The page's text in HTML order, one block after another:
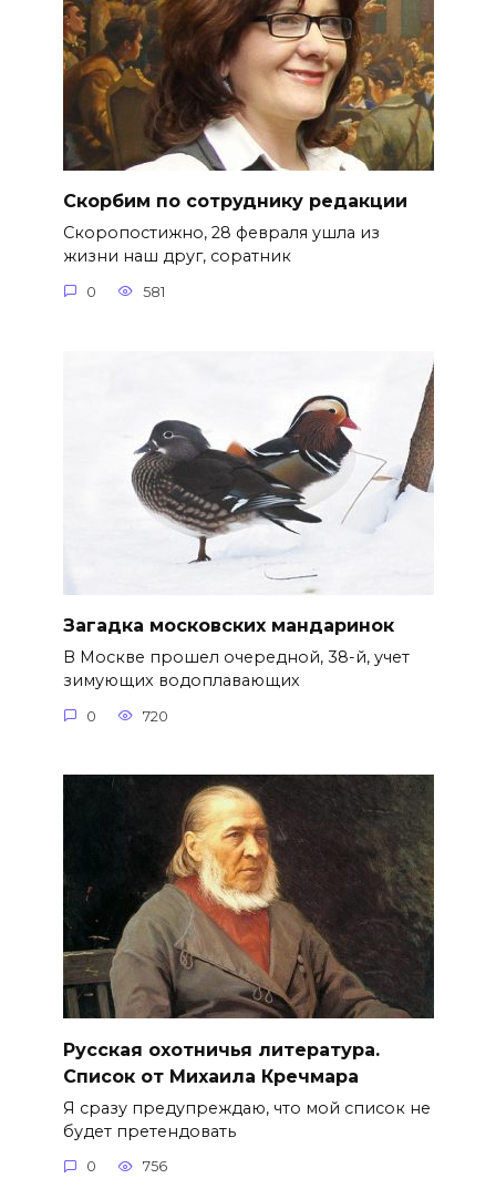
Скорбим по сотруднику редакции
Скоропостижно, 28 февраля ушла из
жизни наш друг, соратник
0 581
Загадка московских мандаринок
В Москве прошел очередной, 38-й, учет
зимующих водоплавающих
0 720
Русская охотничья литература.
Список от Михаила Кречмара
Я сразу предупреждаю, что мой список не
будет претендовать
0 756